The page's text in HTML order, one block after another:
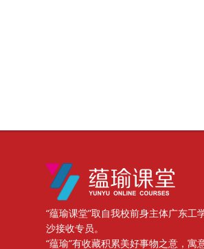
Blocks
“蕴瑜课堂”取自我校前身主体广东
沙接收专员。
“蕴瑜”有收藏积累美好事物之意，